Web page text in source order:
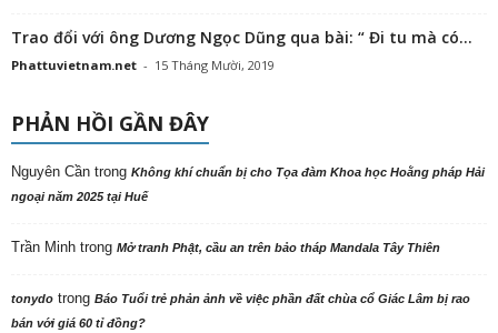
Trao đổi với ông Dương Ngọc Dũng qua bài: “ Đi tu mà có...
Phattuvietnam.net - 15 Tháng Mười, 2019
PHẢN HỒI GẦN ĐÂY
Nguyên Cần trong Không khí chuẩn bị cho Tọa đàm Khoa học Hoằng pháp Hải
ngoại năm 2025 tại Huế
Trần Minh trong Mở tranh Phật, cầu an trên bảo tháp Mandala Tây Thiên
tonydo trong Báo Tuổi trẻ phản ảnh về việc phần đất chùa cổ Giác Lâm bị rao
bán với giá 60 tỉ đồng?